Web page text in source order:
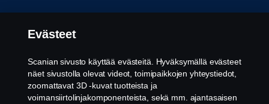
Evästeet
Scanian sivusto käyttää evästeitä. Hyväksymällä evästeet
näet sivustolla olevat videot, toimipaikkojen yhteystiedot,
zoomattavat 3D -kuvat tuotteista ja
voimansiirtolinjakomponenteista, sekä mm. ajantasaisen